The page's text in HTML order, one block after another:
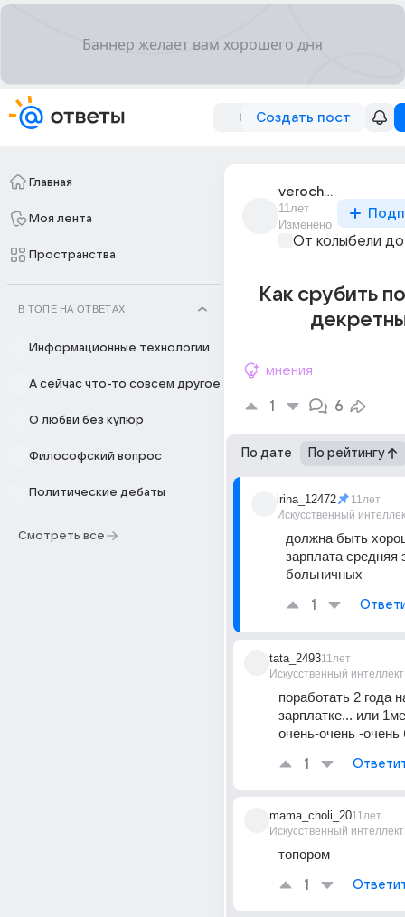
Создать пост
Главная
Моя лента
Пространства
В ТОПЕ НА ОТВЕТАХ
Информационные технологии
А сейчас что-то совсем другое
О любви без купюр
Философский вопрос
Политические дебаты
Смотреть все
verochka_852
11лет
Изменено
От колыбели
Как срубить
мнения
1 6
По дате По рейтингу
irina_12472
Искусственный
11лет
должна быть
зарплата средняя
больничных
1
tata_2493
Искусственный интеллект
11лет
поработать 2 года
зарплатке... или
очень-очень -
1
mama_choli_20
Искусственный интеллект
11лет
топором
1